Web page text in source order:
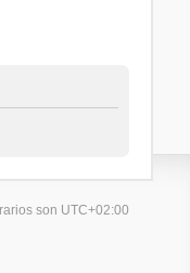
son UTC+02:00